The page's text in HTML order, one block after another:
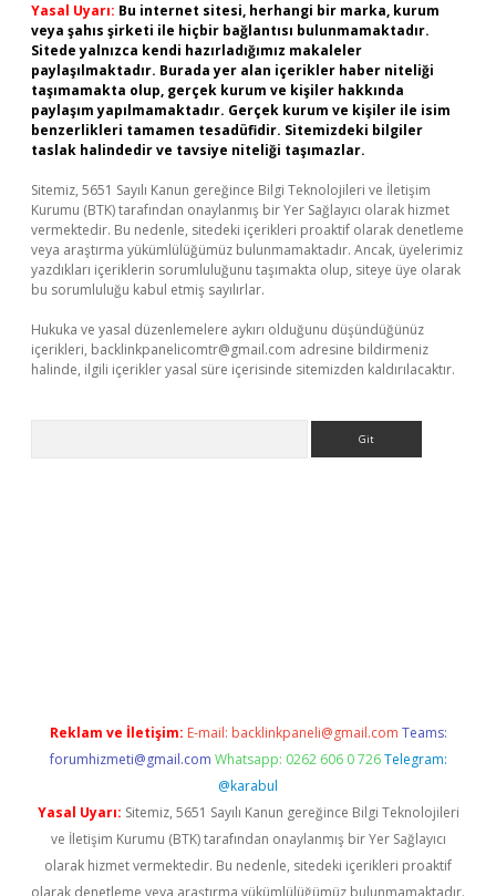
Yasal Uyarı: Bu internet sitesi, herhangi bir marka, kurum
veya şahıs şirketi ile hiçbir bağlantısı bulunmamaktadır.
Sitede yalnızca kendi hazırladığımız makaleler
paylaşılmaktadır. Burada yer alan içerikler haber niteliği
taşımamakta olup, gerçek kurum ve kişiler hakkında
paylaşım yapılmamaktadır. Gerçek kurum ve kişiler ile isim
benzerlikleri tamamen tesadüfidir. Sitemizdeki bilgiler
taslak halindedir ve tavsiye niteliği taşımazlar.
Sitemiz, 5651 Sayılı Kanun gereğince Bilgi Teknolojileri ve İletişim
Kurumu (BTK) tarafından onaylanmış bir Yer Sağlayıcı olarak hizmet
vermektedir. Bu nedenle, sitedeki içerikleri proaktif olarak denetleme
veya araştırma yükümlülüğümüz bulunmamaktadır. Ancak, üyelerimiz
yazdıkları içeriklerin sorumluluğunu taşımakta olup, siteye üye olarak
bu sorumluluğu kabul etmiş sayılırlar.
Hukuka ve yasal düzenlemelere aykırı olduğunu düşündüğünüz
içerikleri, backlinkpanelicomtr@gmail.com adresine bildirmeniz
halinde, ilgili içerikler yasal süre içerisinde sitemizden kaldırılacaktır.
Reklam ve İletişim: E-mail: backlinkpaneli@gmail.com Teams:
forumhizmeti@gmail.com Whatsapp: 0262 606 0 726 Telegram:
@karabul
Yasal Uyarı: Sitemiz, 5651 Sayılı Kanun gereğince Bilgi Teknolojileri
ve İletişim Kurumu (BTK) tarafından onaylanmış bir Yer Sağlayıcı
olarak hizmet vermektedir. Bu nedenle, sitedeki içerikleri proaktif
olarak denetleme veya araştırma yükümlülüğümüz bulunmamaktadır.